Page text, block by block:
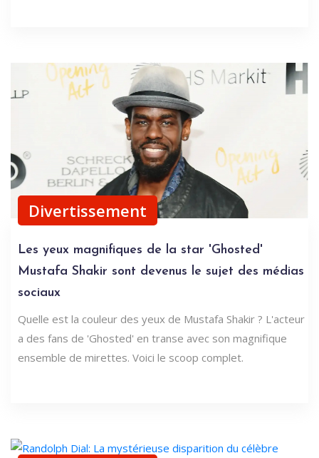
Divertissement
Les yeux magnifiques de la star 'Ghosted'
Mustafa Shakir sont devenus le sujet des médias
sociaux
Quelle est la couleur des yeux de Mustafa Shakir ? L'acteur
a des fans de 'Ghosted' en transe avec son magnifique
ensemble de mirettes. Voici le scoop complet.